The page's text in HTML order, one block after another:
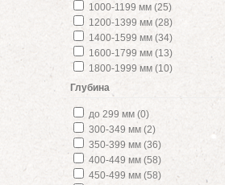
1000-1199 мм (25)
1200-1399 мм (28)
1400-1599 мм (34)
1600-1799 мм (13)
1800-1999 мм (10)
Глубина
до 299 мм (0)
300-349 мм (2)
350-399 мм (36)
400-449 мм (58)
450-499 мм (58)